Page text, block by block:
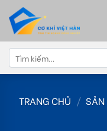
content
Tìm
kiếm:
TRANG CHỦ /